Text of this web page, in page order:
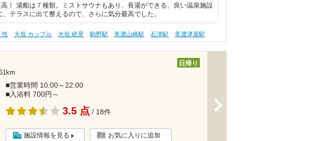
！ 湯船は７種類。ミストサウナもあり、長湯ができる、良い温泉施設
テラスに出て整えるので、さらに気分最高でした。
性 大垣 カップル 大垣 絶景 駒野駅 美濃山崎駅 石津駅 美濃津屋駅
日帰り
■営業時間 10:00～22:00
■入浴料 700円～
3.5 点 / 18件
施設情報を見る お気に入りに追加